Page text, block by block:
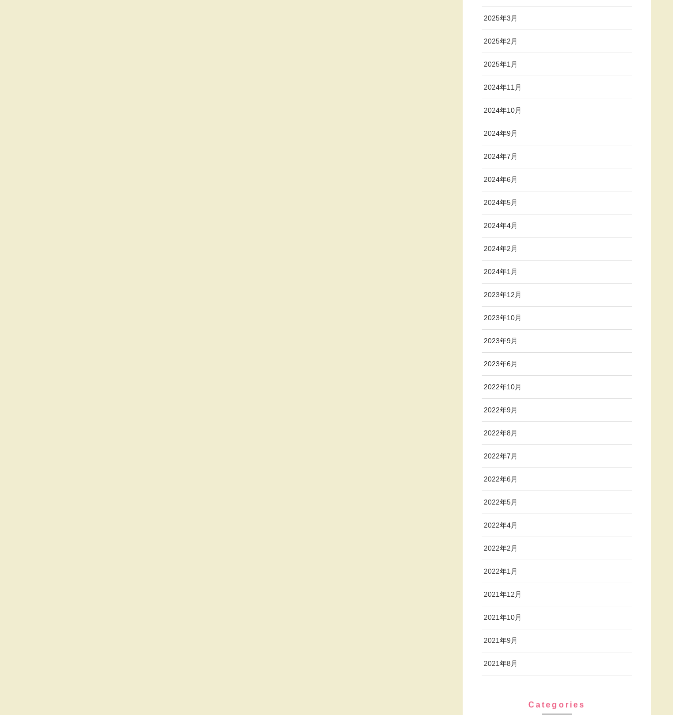
2025年3月
2025年2月
2025年1月
2024年11月
2024年10月
2024年9月
2024年7月
2024年6月
2024年5月
2024年4月
2024年2月
2024年1月
2023年12月
2023年10月
2023年9月
2023年6月
2022年10月
2022年9月
2022年8月
2022年7月
2022年6月
2022年5月
2022年4月
2022年2月
2022年1月
2021年12月
2021年10月
2021年9月
2021年8月
Categories